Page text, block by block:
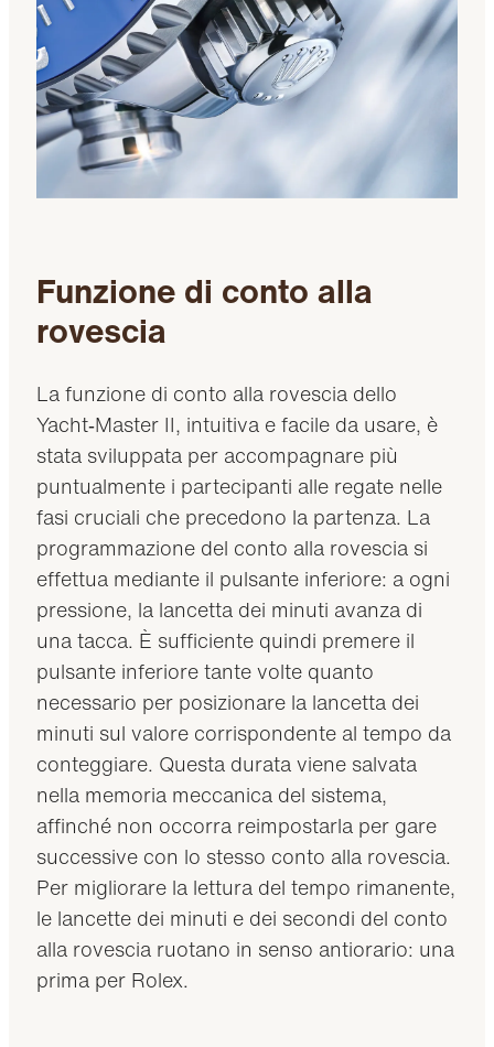
Funzione di conto alla
rovescia
La funzione di conto alla rovescia dello
Yacht‑Master II, intuitiva e facile da usare, è
stata sviluppata per accompagnare più
puntualmente i partecipanti alle regate nelle
fasi cruciali che precedono la partenza. La
programmazione del conto alla rovescia si
effettua mediante il pulsante inferiore: a ogni
pressione, la lancetta dei minuti avanza di
una tacca. È sufficiente quindi premere il
pulsante inferiore tante volte quanto
necessario per posizionare la lancetta dei
minuti sul valore corrispondente al tempo da
conteggiare. Questa durata viene salvata
nella memoria meccanica del sistema,
affinché non occorra reimpostarla per gare
successive con lo stesso conto alla rovescia.
Per migliorare la lettura del tempo rimanente,
le lancette dei minuti e dei secondi del conto
alla rovescia ruotano in senso antiorario: una
prima per Rolex.